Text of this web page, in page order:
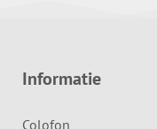
Informatie
Colofon